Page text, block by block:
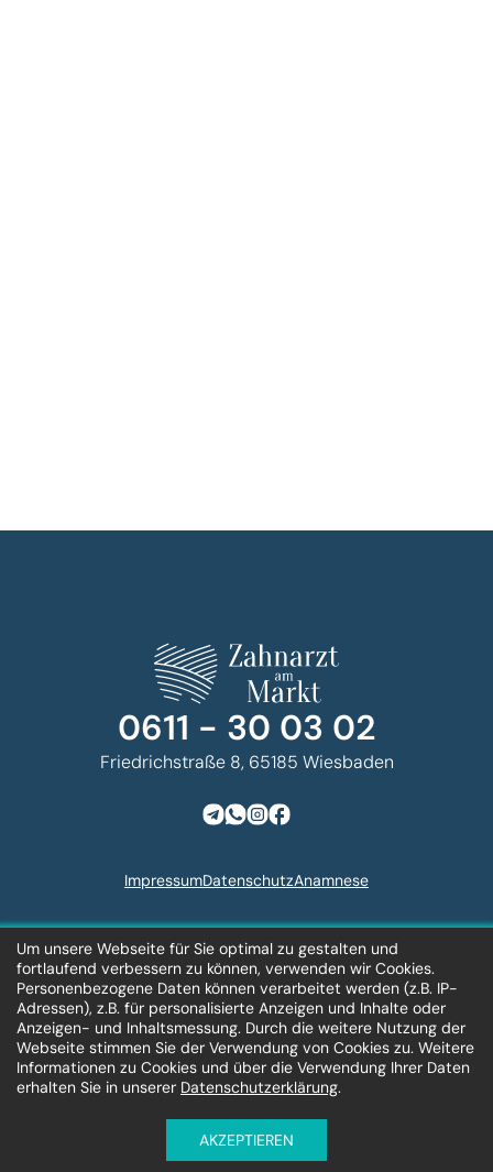
0611 - 30 03 02
Friedrichstraße 8, 65185 Wiesbaden
ImpressumDatenschutzAnamnese
Zahnarzt am Markt © 2026
Design und Entwicklung
der Website
Um unsere Webseite für Sie optimal zu gestalten und
fortlaufend verbessern zu können, verwenden wir Cookies.
Personenbezogene Daten können verarbeitet werden (z.B. IP-
Adressen), z.B. für personalisierte Anzeigen und Inhalte oder
Anzeigen- und Inhaltsmessung. Durch die weitere Nutzung der
Webseite stimmen Sie der Verwendung von Cookies zu. Weitere
Informationen zu Cookies und über die Verwendung Ihrer Daten
erhalten Sie in unserer Datenschutzerklärung.
AKZEPTIEREN